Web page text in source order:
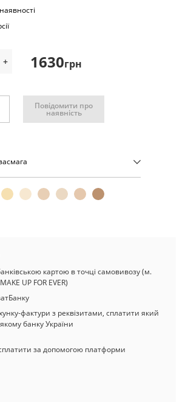
+ 1630грн
Повідомити про
наявність
картою в точці самовивозу (м.
UP FOR EVER)
фактури з реквізитами, сплатити який
банку України
за допомогою платформи